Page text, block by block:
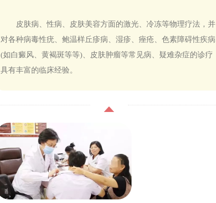
皮肤病、性病、皮肤美容方面的激光、冷冻等物理疗法，并
对各种病毒性疣、鲍温样丘疹病、湿疹、痤疮、色素障碍性疾病
(如白癜风、黄褐斑等等)、皮肤肿瘤等常见病、疑难杂症的诊疗
具有丰富的临床经验。